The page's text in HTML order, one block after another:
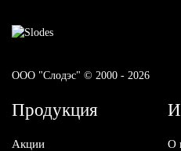
ООО "Слодэс" © 2000 - 2026
Продукция
Акции
О